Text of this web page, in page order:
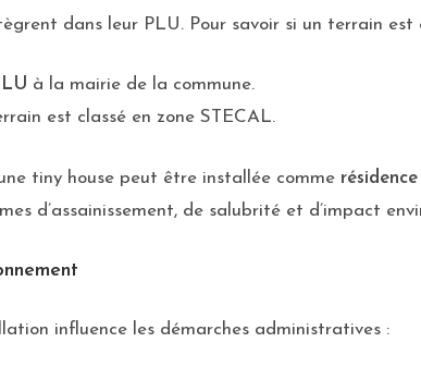
dans leur PLU. Pour savoir si un terrain
à la mairie de la commune.
est classé en zone STECAL.
tiny house peut être installée comme
d’assainissement, de salubrité et d’impact
influence les démarches administratives :